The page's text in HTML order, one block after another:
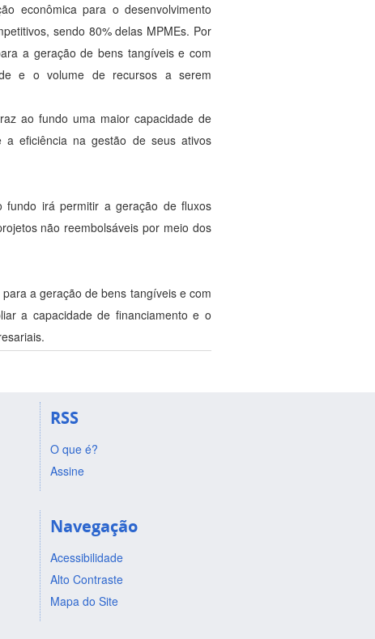
econômica para o desenvolvimento
sendo 80% delas MPMEs. Por
a geração de bens tangíveis e com
e o volume de recursos a serem
ao fundo uma maior capacidade de
a eficiência na gestão de seus ativos
fundo irá permitir a geração de fluxos
não reembolsáveis por meio dos
a geração de bens tangíveis e com
a capacidade de financiamento e o
RSS
O que é?
Assine
Navegação
Acessibilidade
Alto Contraste
Mapa do Site